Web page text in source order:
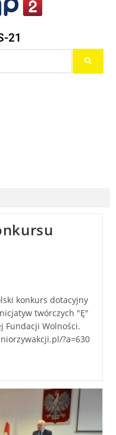
21
konkurs dotacyjny
twórczych "Ę"
Fundacji Wolności.
?a=630